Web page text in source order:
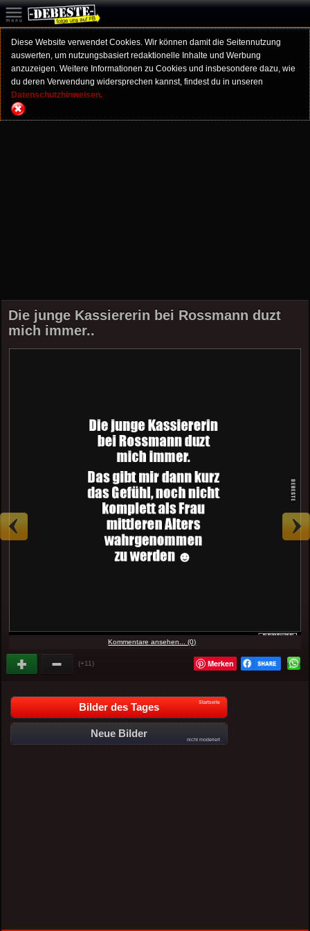
Diese Website verwendet Cookies. Wir können damit die Seitennutzung
auswerten, um nutzungsbasiert redaktionelle Inhalte und Werbung
anzuzeigen. Weitere Informationen zu Cookies und insbesondere dazu, wie
du deren Verwendung widersprechen kannst, findest du in unseren
Datenschutzhinweisen.
Die junge Kassiererin bei Rossmann duzt
mich immer..
Kommentare ansehen... (0)
(+11) Merken
Bilder des Tages Startseite
Neue Bilder
nicht moderiert